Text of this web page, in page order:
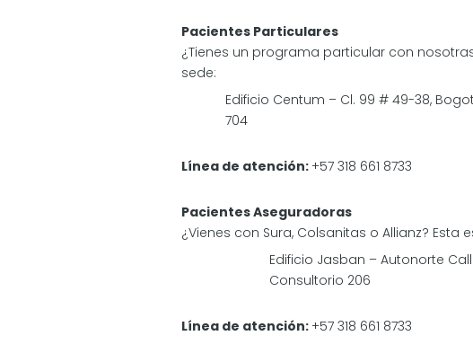
Pacientes Particulares
¿Tienes un programa particular con
sede:
Edificio Centum – Cl. 99 # 49-38,
704
Línea de atención: +57 318 661 8733
Pacientes Aseguradoras
¿Vienes con Sura, Colsanitas o Allianz? Esta
Edificio Jasban – Autonorte
Consultorio 206
Línea de atención: +57 318 661 8733